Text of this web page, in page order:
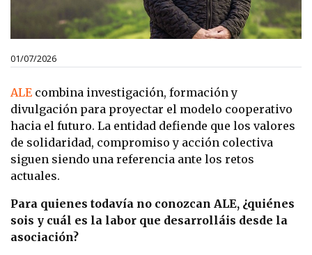
01/07/2026
ALE combina investigación, formación y
divulgación para proyectar el modelo cooperativo
hacia el futuro. La entidad defiende que los valores
de solidaridad, compromiso y acción colectiva
siguen siendo una referencia ante los retos
actuales.
Para quienes todavía no conozcan ALE, ¿quiénes
sois y cuál es la labor que desarrolláis desde la
asociación?